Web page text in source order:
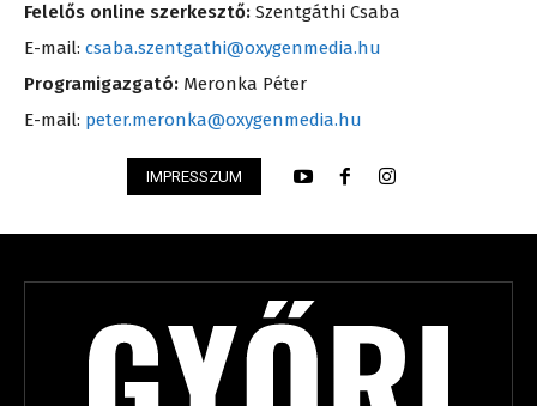
Felelős online szerkesztő: Szentgáthi Csaba
E-mail: csaba.szentgathi@oxygenmedia.hu
Programigazgató: Meronka Péter
E-mail: peter.meronka@oxygenmedia.hu
IMPRESSZUM